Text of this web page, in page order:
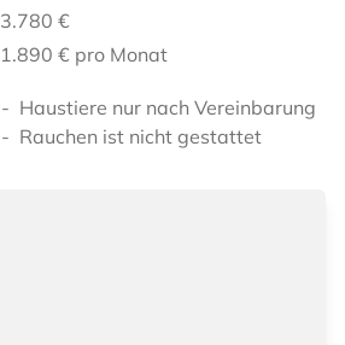
3.780 €
1.890 € pro Monat
Haustiere nur nach Vereinbarung
Rauchen ist nicht gestattet